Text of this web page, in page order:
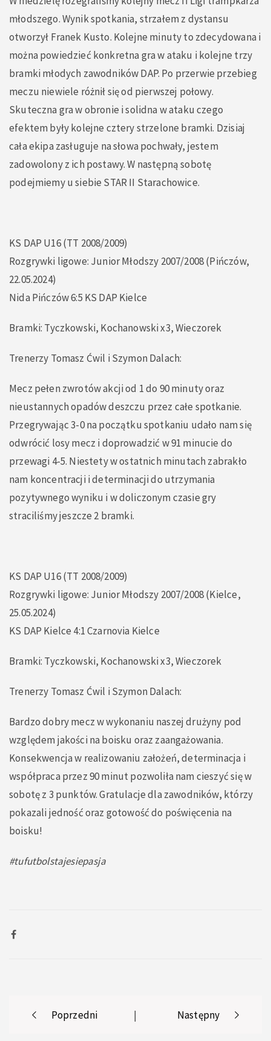
młodszego. Wynik spotkania, strzałem z dystansu
otworzył Franek Kusto. Kolejne minuty to zdecydowana i
można powiedzieć konkretna gra w ataku i kolejne trzy
bramki młodych zawodników DAP. Po przerwie przebieg
meczu niewiele różnił się od pierwszej połowy.
Skuteczna gra w obronie i solidna w ataku czego
efektem były kolejne cztery strzelone bramki. Dzisiaj
cała ekipa zasługuje na słowa pochwały, jestem
zadowolony z ich postawy. W następną sobotę
podejmiemy u siebie STAR II Starachowice.
KS DAP U16 (TT 2008/2009)
Rozgrywki ligowe: Junior Młodszy 2007/2008 (Pińczów,
22.05.2024)
Nida Pińczów 6:5 KS DAP Kielce
Bramki: Tyczkowski, Kochanowski x3, Wieczorek
Trenerzy Tomasz Ćwil i Szymon Dalach:
Mecz pełen zwrotów akcji od 1 do 90 minuty oraz
nieustannych opadów deszczu przez całe spotkanie.
Przegrywając 3-0 na początku spotkaniu udało nam się
odwrócić losy mecz i doprowadzić w 91 minucie do
przewagi 4-5. Niestety w ostatnich minutach zabrakło
nam koncentracji i determinacji do utrzymania
pozytywnego wyniku i w doliczonym czasie gry
straciliśmy jeszcze 2 bramki.
KS DAP U16 (TT 2008/2009)
Rozgrywki ligowe: Junior Młodszy 2007/2008 (Kielce,
25.05.2024)
KS DAP Kielce 4:1 Czarnovia Kielce
Bramki: Tyczkowski, Kochanowski x3, Wieczorek
Trenerzy Tomasz Ćwil i Szymon Dalach:
Bardzo dobry mecz w wykonaniu naszej drużyny pod
względem jakości na boisku oraz zaangażowania.
Konsekwencja w realizowaniu założeń, determinacja i
współpraca przez 90 minut pozwoliła nam cieszyć się w
sobotę z 3 punktów. Gratulacje dla zawodników, którzy
pokazali jedność oraz gotowość do poświęcenia na
boisku!
#tufutbolstajesiepasja
PostPoprzedni | Następny